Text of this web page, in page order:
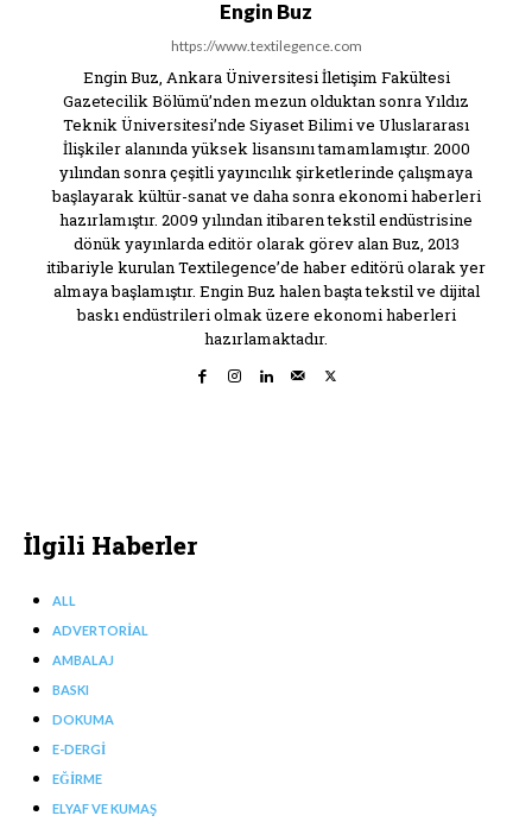
Engin Buz
https://www.textilegence.com
Engin Buz, Ankara Üniversitesi İletişim Fakültesi
Gazetecilik Bölümü’nden mezun olduktan sonra Yıldız
Teknik Üniversitesi’nde Siyaset Bilimi ve Uluslararası
İlişkiler alanında yüksek lisansını tamamlamıştır. 2000
yılından sonra çeşitli yayıncılık şirketlerinde çalışmaya
başlayarak kültür-sanat ve daha sonra ekonomi haberleri
hazırlamıştır. 2009 yılından itibaren tekstil endüstrisine
dönük yayınlarda editör olarak görev alan Buz, 2013
itibariyle kurulan Textilegence’de haber editörü olarak yer
almaya başlamıştır. Engin Buz halen başta tekstil ve dijital
baskı endüstrileri olmak üzere ekonomi haberleri
hazırlamaktadır.
İlgili Haberler
ALL
ADVERTORIAL
AMBALAJ
BASKI
DOKUMA
E-DERGI
EĞIRME
ELYAF VE KUMAŞ